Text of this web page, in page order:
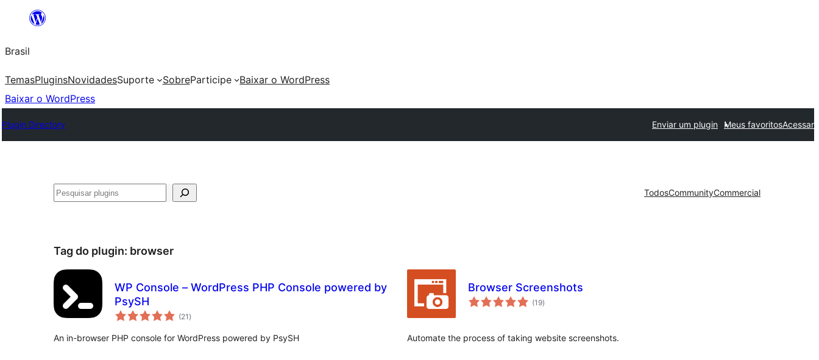
o
conteúdo
Brasil
TemasPluginsNovidadesSuporte SobreParticipe
Baixar o WordPress
Baixar o WordPress
Plugin Directory Enviar um plugin Meus favoritosAcessar
Pesquisar TodosCommunityCommercial
Tag do plugin: browser
WP Console – WordPress PHP Console powered by
PsySH
(21 total
de
)
An in-browser PHP console for WordPress powered by PsySH
Browser Screenshots
(19total
de
)
Automate the process of taking website screenshots.